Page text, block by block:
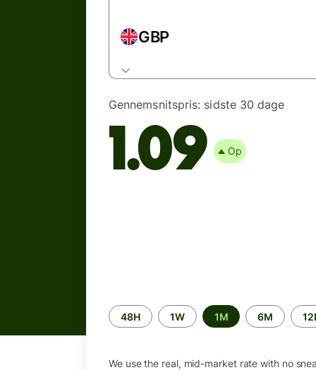
GBP
Gennemsnitspris: sidste 30 dage
1.09 Op
Time
period
48H 1W 1M 6M
We use the real, mid-market rate with no